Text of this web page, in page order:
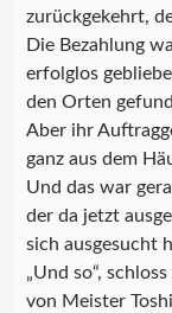
zurückgekehrt,
Die Bezahlung
erfolglos
den Orten
Aber ihr
ganz aus dem
Und das war
der da jetzt
sich ausgesucht
„Und so“,
von Meister